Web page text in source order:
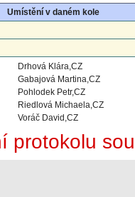
Umístění v daném kole
Drhová Klára,CZ
Gabajová Martina,CZ
Pohlodek Petr,CZ
Riedlová Michaela,CZ
Voráč David,CZ
protokolu